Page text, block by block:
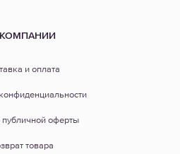
и оплата
публичной оферты
товара